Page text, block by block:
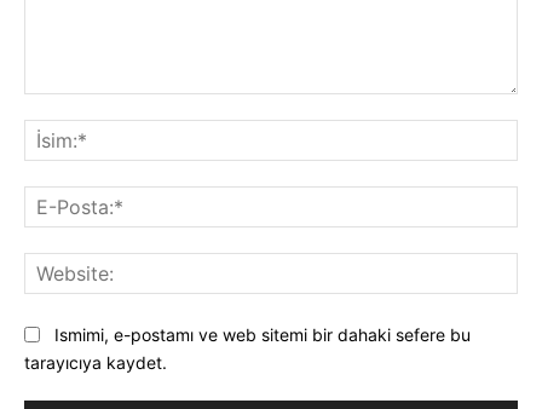
Ismimi, e-postamı ve web sitemi bir dahaki sefere bu
tarayıcıya kaydet.